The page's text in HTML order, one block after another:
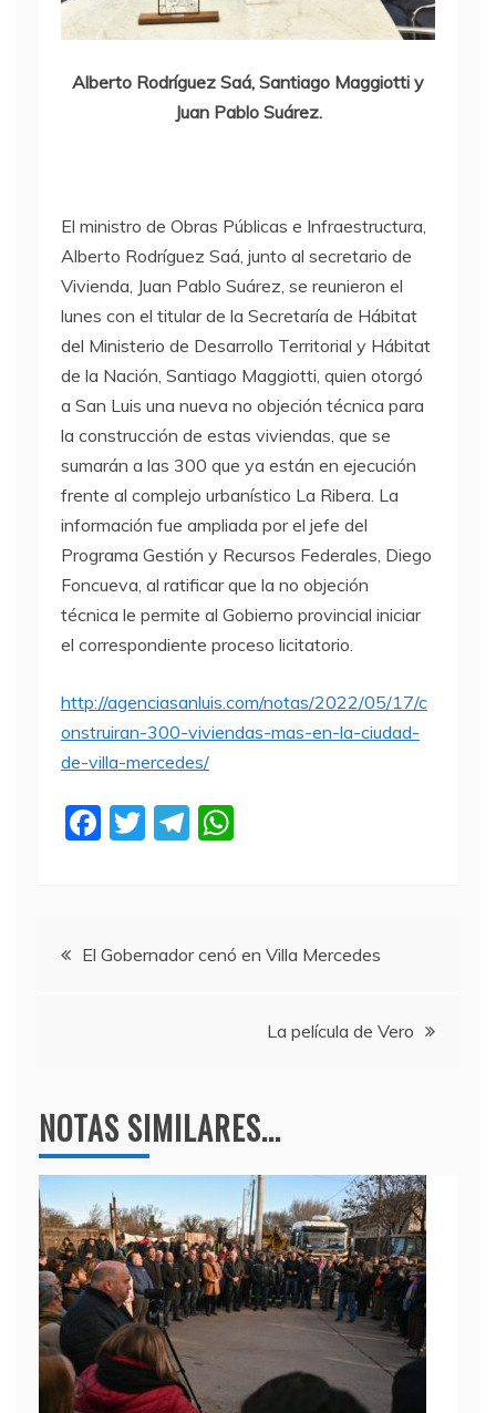
Alberto Rodríguez Saá, Santiago Maggiotti y
Juan Pablo Suárez.
El ministro de Obras Públicas e Infraestructura,
Alberto Rodríguez Saá, junto al secretario de
Vivienda, Juan Pablo Suárez, se reunieron el
lunes con el titular de la Secretaría de Hábitat
del Ministerio de Desarrollo Territorial y Hábitat
de la Nación, Santiago Maggiotti, quien otorgó
a San Luis una nueva no objeción técnica para
la construcción de estas viviendas, que se
sumarán a las 300 que ya están en ejecución
frente al complejo urbanístico La Ribera. La
información fue ampliada por el jefe del
Programa Gestión y Recursos Federales, Diego
Foncueva, al ratificar que la no objeción
técnica le permite al Gobierno provincial iniciar
el correspondiente proceso licitatorio.
http://agenciasanluis.com/notas/2022/05/17/c
onstruiran-300-viviendas-mas-en-la-ciudad-
de-villa-mercedes/
F
b
T
T
a A
Navegación
El Gobernador cenó en Villa Mercedes
La película de Vero
NOTAS SIMILARES...